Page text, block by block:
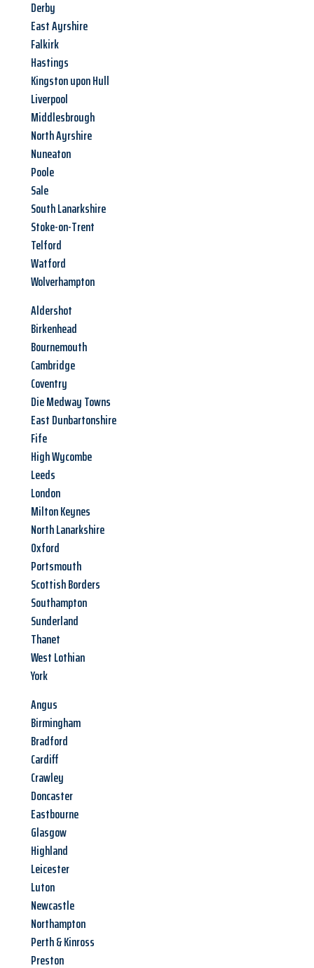
Derby
East Ayrshire
Falkirk
Hastings
Kingston upon Hull
Liverpool
Middlesbrough
North Ayrshire
Nuneaton
Poole
Sale
South Lanarkshire
Stoke-on-Trent
Telford
Watford
Wolverhampton
Aldershot
Birkenhead
Bournemouth
Cambridge
Coventry
Die Medway Towns
East Dunbartonshire
Fife
High Wycombe
Leeds
London
Milton Keynes
North Lanarkshire
Oxford
Portsmouth
Scottish Borders
Southampton
Sunderland
Thanet
West Lothian
York
Angus
Birmingham
Bradford
Cardiff
Crawley
Doncaster
Eastbourne
Glasgow
Highland
Leicester
Luton
Newcastle
Northampton
Perth & Kinross
Preston